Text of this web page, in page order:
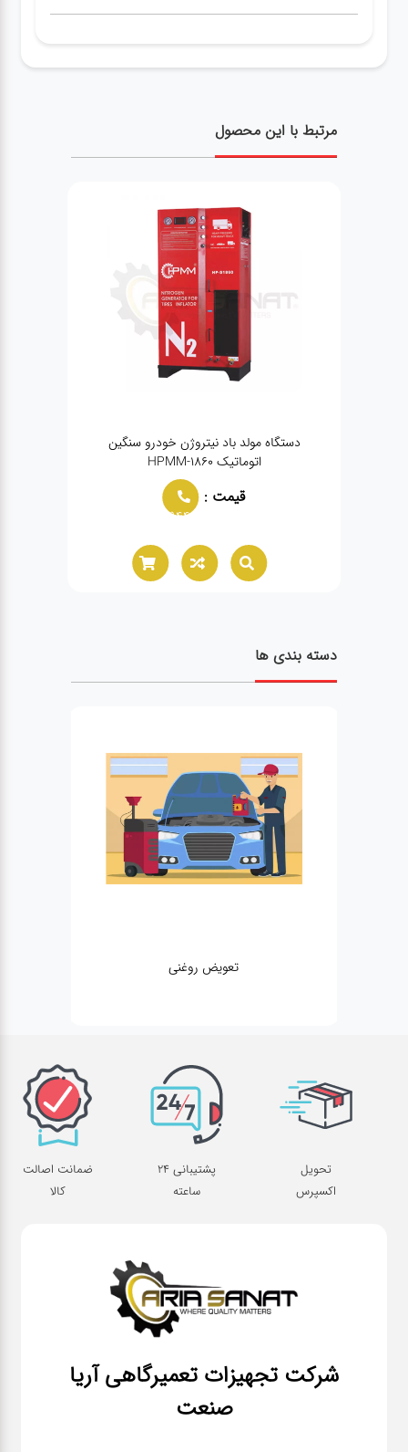
مرتبط با این محصول
دستگاه مولد باد نیتروژن خودرو سنگین
اتوماتیک HPMM-1860
قیمت :
02166021944
دسته بندی ها
تعویض روغنی
تحویل
اکسپرس
پشتیبانی 24
ساعته
ضمانت اصالت
کالا
شرکت تجهیزات تعمیرگاهی آریا
صنعت